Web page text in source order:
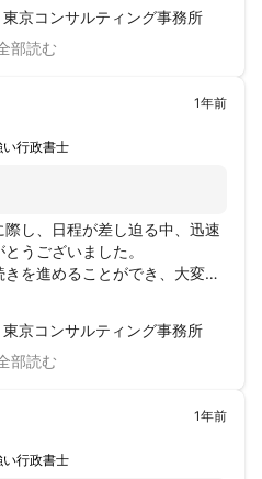
京コンサルティング事務所
行政書士
1年前
し、日程が差し迫る中、迅速
うございました。
を進めることができ、大変感
京コンサルティング事務所
行政書士
1年前